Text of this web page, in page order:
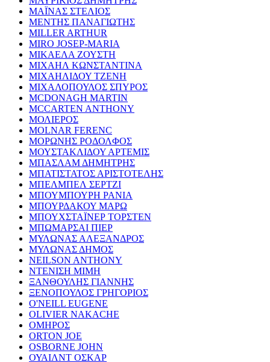
ΜΑΪΝΑΣ ΣΤΕΛΙΟΣ
ΜΕΝΤΗΣ ΠΑΝΑΓΙΩΤΗΣ
MILLER ARTHUR
MIRO JOSEP-MARIA
ΜΙΚΑΕΛΑ ΖΟΥΣΤΗ
ΜΙΧΑΗΛ ΚΩΝΣΤΑΝΤΙΝΑ
ΜΙΧΑΗΛΙΔΟΥ ΤΖΕΝΗ
ΜΙΧΑΛΟΠΟΥΛΟΣ ΣΠΥΡΟΣ
MCDONAGH MARTIN
MCCARTEN ANTHONY
ΜΟΛΙΕΡΟΣ
MOLNAR FERENC
ΜΟΡΩΝΗΣ ΡΟΔΟΛΦΟΣ
ΜΟΥΣΤΑΚΛΙΔΟΥ ΑΡΤΕΜΙΣ
ΜΠΑΣΛΑΜ ΔΗΜΗΤΡΗΣ
ΜΠΑΤΙΣΤΑΤΟΣ ΑΡΙΣΤΟΤΕΛΗΣ
ΜΠΕΛΜΠΕΛ ΣΕΡΤΖΙ
ΜΠΟΥΜΠΟΥΡΗ ΡΑΝΙΑ
ΜΠΟΥΡΔΑΚΟΥ ΜΑΡΩ
ΜΠΟΥΧΣΤΑΪΝΕΡ ΤΟΡΣΤΕΝ
ΜΠΩΜΑΡΣΑΙ ΠΙΕΡ
ΜΥΛΩΝΑΣ ΑΛΕΞΑΝΔΡΟΣ
ΜΥΛΩΝΑΣ ΔΗΜΟΣ
NEILSON ANTHONY
ΝΤΕΝΙΣΗ ΜΙΜΗ
ΞΑΝΘΟΥΛΗΣ ΓΙΑΝΝΗΣ
ΞΕΝΟΠΟΥΛΟΣ ΓΡΗΓΟΡΙΟΣ
O'NEILL EUGENE
OLIVIER NAKACHE
ΟΜΗΡΟΣ
ORTON JOE
OSBORNE JOHN
ΟΥΑΙΛΝΤ ΟΣΚΑΡ